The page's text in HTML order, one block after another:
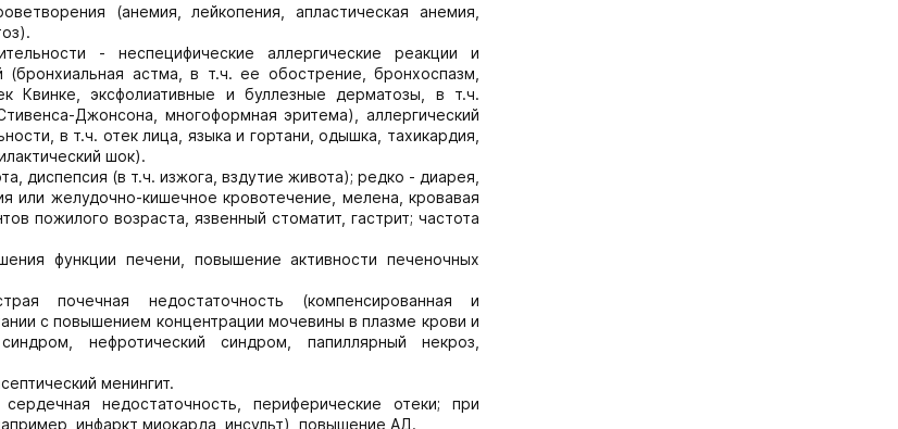
(анемия, лейкопения, апластическая анемия,
- неспецифические аллергические реакции и
астма, в т.ч. ее обострение, бронхоспазм,
Квинке, эксфолиативные и буллезные дерматозы, в т.ч.
Джонсона, многоформная эритема), аллергический
в т.ч. отек лица, языка и гортани, одышка, тахикардия,
шок).
диспепсия (в т.ч. изжога, вздутие живота); редко - диарея,
или желудочно-кишечное кровотечение, мелена, кровавая
пожилого возраста, язвенный стоматит, гастрит; частота
функции печени, повышение активности печеночных
почечная недостаточность (компенсированная и
с повышением концентрации мочевины в плазме крови и
нефротический синдром, папиллярный некроз,
менингит.
недостаточность, периферические отеки; при
инфаркт миокарда, инсульт), повышение АД.